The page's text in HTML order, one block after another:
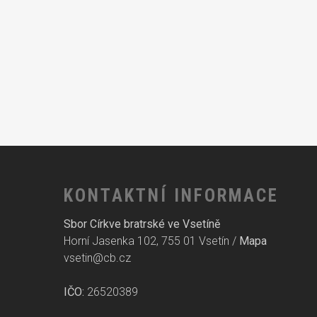
KONTAKTNÍ INFORMACE
Sbor Církve bratrské ve Vsetíně
Horní Jasenka 102, 755 01 Vsetín / Mapa
vsetin@cb.cz
IČO: 26520389